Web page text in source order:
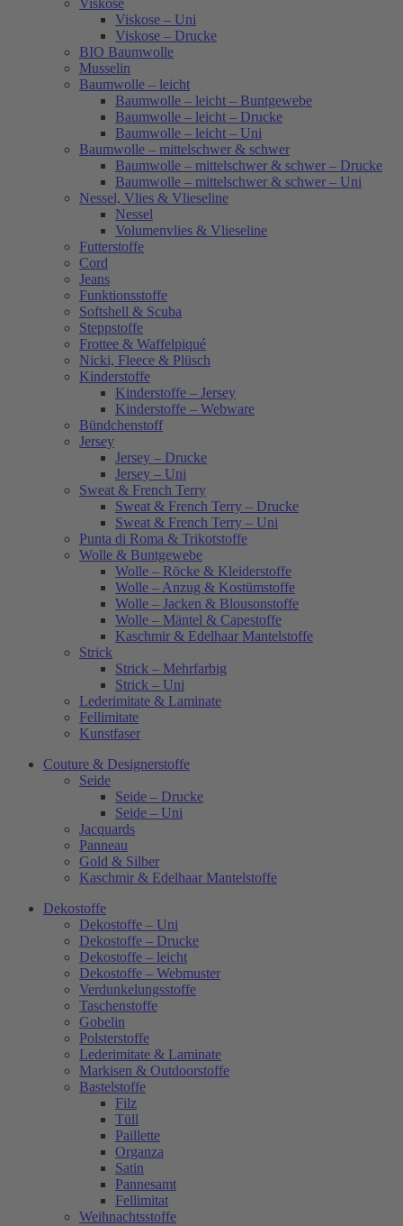
Viskose
Viskose – Uni
Viskose – Drucke
BIO Baumwolle
Musselin
Baumwolle – leicht
Baumwolle – leicht – Buntgewebe
Baumwolle – leicht – Drucke
Baumwolle – leicht – Uni
Baumwolle – mittelschwer & schwer
Baumwolle – mittelschwer & schwer – Drucke
Baumwolle – mittelschwer & schwer – Uni
Nessel, Vlies & Vlieseline
Nessel
Volumenvlies & Vlieseline
Futterstoffe
Cord
Jeans
Funktionsstoffe
Softshell & Scuba
Steppstoffe
Frottee & Waffelpiqué
Nicki, Fleece & Plüsch
Kinderstoffe
Kinderstoffe – Jersey
Kinderstoffe – Webware
Bündchenstoff
Jersey
Jersey – Drucke
Jersey – Uni
Sweat & French Terry
Sweat & French Terry – Drucke
Sweat & French Terry – Uni
Punta di Roma & Trikotstoffe
Wolle & Buntgewebe
Wolle – Röcke & Kleiderstoffe
Wolle – Anzug & Kostümstoffe
Wolle – Jacken & Blousonstoffe
Wolle – Mäntel & Capestoffe
Kaschmir & Edelhaar Mantelstoffe
Strick
Strick – Mehrfarbig
Strick – Uni
Lederimitate & Laminate
Fellimitate
Kunstfaser
Couture & Designerstoffe
Seide
Seide – Drucke
Seide – Uni
Jacquards
Panneau
Gold & Silber
Kaschmir & Edelhaar Mantelstoffe
Dekostoffe
Dekostoffe – Uni
Dekostoffe – Drucke
Dekostoffe – leicht
Dekostoffe – Webmuster
Verdunkelungsstoffe
Taschenstoffe
Gobelin
Polsterstoffe
Lederimitate & Laminate
Markisen & Outdoorstoffe
Bastelstoffe
Filz
Tüll
Paillette
Organza
Satin
Pannesamt
Fellimitat
Weihnachtsstoffe